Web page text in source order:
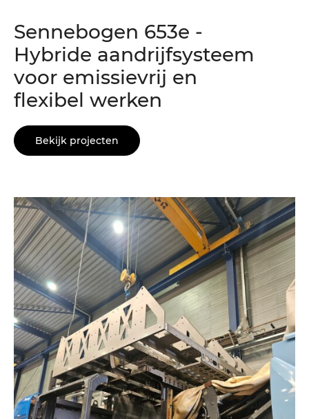
Sennebogen 653e -
Hybride aandrijfsysteem
voor emissievrij en
flexibel werken
Bekijk projecten